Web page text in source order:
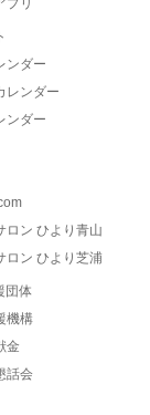
プリ
ンダー
レンダー
ンダー
ロン ひより青山
ロン ひより芝浦
団体
機構
金
話会